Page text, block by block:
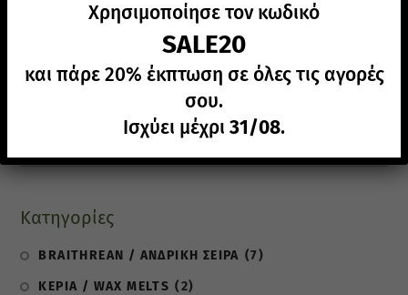
Κατηγορίες
BRAITHREAN / ΑΝΔΡΙΚΗ ΣΕΙΡΑ (7)
ΚΕΡΙΑ / WAX MELTS (2)
Χρησιμοποίησε τον κωδικό
SALE20
και πάρε 20% έκπτωση σε όλες τις αγορές
σου.
Ισχύει μέχρι 31/08.